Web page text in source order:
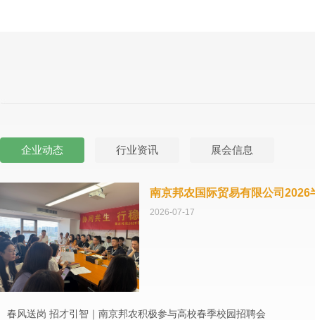
企业动态 行业资讯 展会信息
南京邦农国际贸易有限公司2026
2026-07-17
春风送岗 招才引智｜南京邦农积极参与高校春季校园招聘会